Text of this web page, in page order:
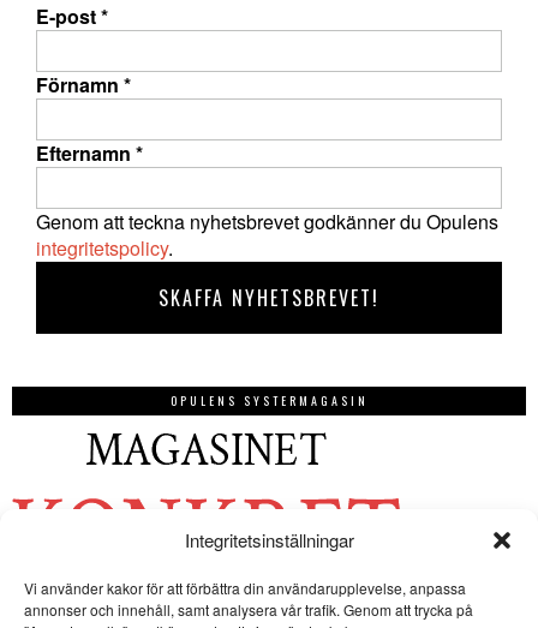
Integritetsinställningar
Vi använder kakor för att förbättra din användarupplevelse, anpassa
annonser och innehåll, samt analysera vår trafik. Genom att trycka på
E-post*
Förnamn *
Efternamn *
Genom att teckna nyhetsbrevet godkänner du Opulens
integritetspolicy.
OPULENS SYSTERMAGASIN